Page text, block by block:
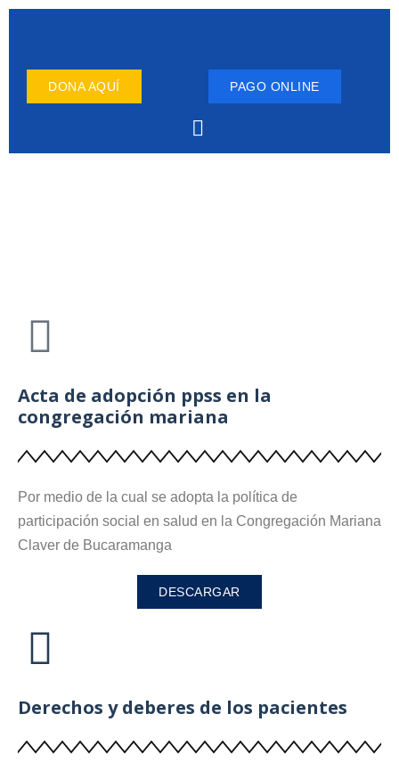
DONA AQUÍ PAGO ONLINE
Acta de adopción ppss en la
congregación mariana
Por medio de la cual se adopta la política de
participación social en salud en la Congregación Mariana
Claver de Bucaramanga
DESCARGAR
Derechos y deberes de los pacientes